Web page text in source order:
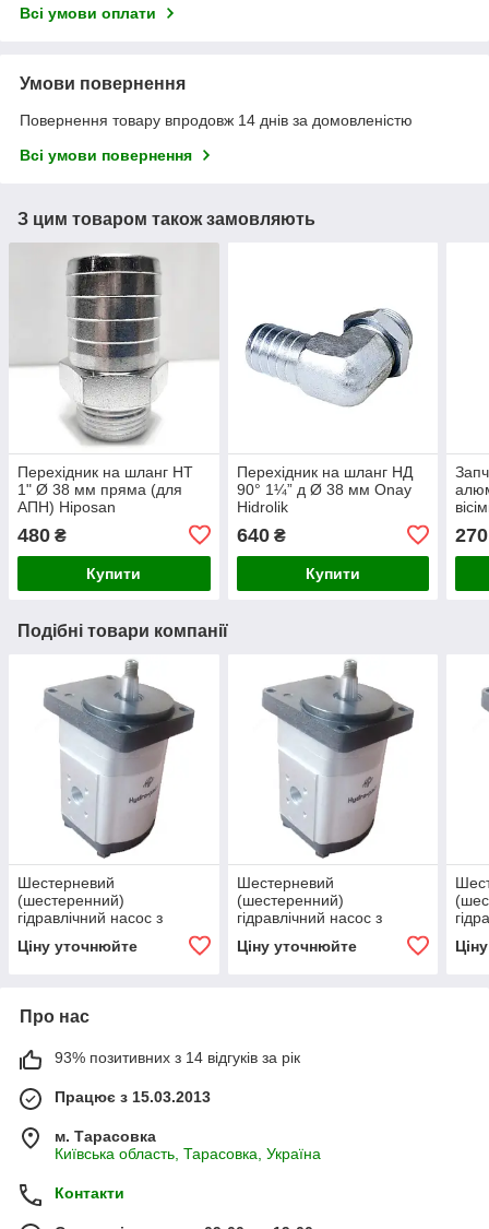
Всі умови оплати
Умови повернення
Повернення товару впродовж 14 днів за домовленістю
Всі умови повернення
З цим товаром також замовляють
Перехідник на шланг НТ
1" Ø 38 мм пряма (для
АПН) Hiposan
480 ₴
Купити
Перехідник на шланг НД
90° 1¼” д Ø 38 мм Onay
Hidrolik
640₴
Купити
270
Подібні товари компанії
Шестерневий
(шестеренний)
гідравлічний насос з
підшипником Hydro-pack
H 20A/C4.5X155
Ціну уточнюйте
Шестерневий
(шестеренний)
гідравлічний насос з
підшипником Hydro-pack
H 20A/C14X155
Ціну уточнюйте
H
Про нас
93% позитивних з 14 відгуків за рік
Працює з 15.03.2013
м. Тарасовка
Київська область, Тарасовка, Україна
Контакти